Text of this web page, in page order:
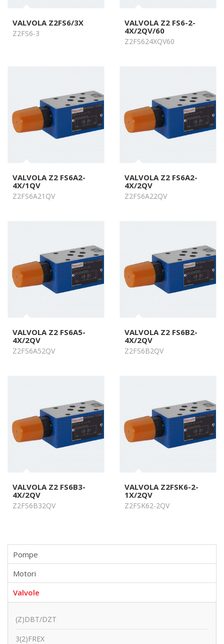
VALVOLA Z2FS6/3X
Z2FS6-3
VALVOLA Z2 FS6-2-
4X/2QV/60
Z2FS624XQV60
VALVOLA Z2 FS6A2-
4X/1QV
Z2FS6A21QV
VALVOLA Z2 FS6A2-
4X/2QV
Z2FS6A22QV
VALVOLA Z2 FS6A5-
4X/2QV
Z2FS6A52QV
VALVOLA Z2 FS6B2-
4X/2QV
Z2FS6B2QV
VALVOLA Z2 FS6B3-
4X/2QV
Z2FS6B32QV
VALVOLA Z2FSK6-2-
1X/2QV
Z2FSK62-2QV
Pompe
Motori
Valvole
(Z)DBT/DZT
3(2)FREX